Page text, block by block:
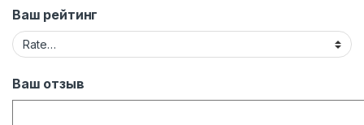
Ваш рейтинг
Ваш отзыв